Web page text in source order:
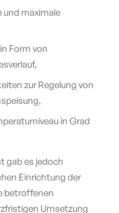
und maximale
Form von
zur Regelung von
in Grad
gab es jedoch
Einrichtung der
betroffenen
Umsetzung